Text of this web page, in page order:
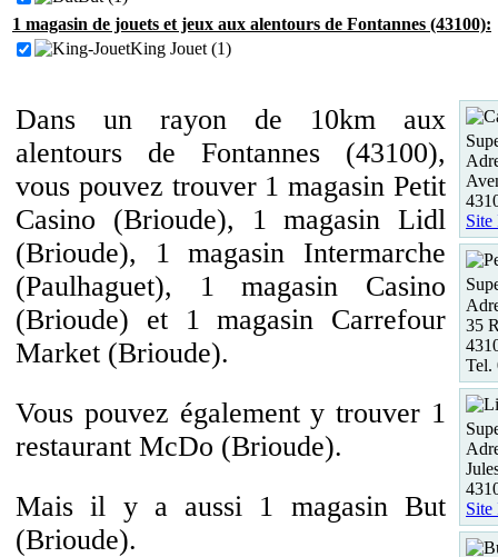
1 magasin de jouets et jeux aux alentours de Fontannes (43100):
King Jouet (1)
Dans un rayon de 10km aux
alentours de Fontannes (43100),
vous pouvez trouver 1 magasin Petit
Casino (Brioude), 1 magasin Lidl
(Brioude), 1 magasin Intermarche
(Paulhaguet), 1 magasin Casino
(Brioude) et 1 magasin Carrefour
Market (Brioude).
Vous pouvez également y trouver 1
restaurant McDo (Brioude).
Mais il y a aussi 1 magasin But
(Brioude).
Site
35
Tel.
Site